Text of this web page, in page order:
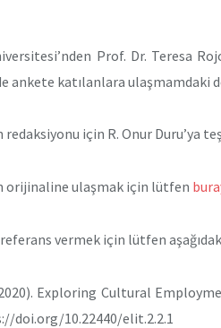
Prof. Dr. Teresa
ankete katılanlara ulaşmamdaki
redaksiyonu için R. Onur Duru’ya
orijinaline ulaşmak için lütfen
vermek için lütfen
Exploring Cultural
doi.org/10.22440/elit.2.2.1